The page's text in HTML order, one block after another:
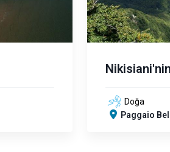
Doğa
Paggaio